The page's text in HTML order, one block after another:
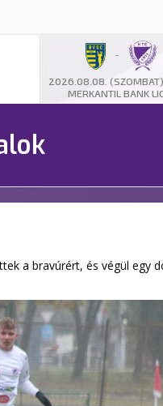
-
2026.08.08.
MERKANTIL BANK
a bravúrért, és végül egy